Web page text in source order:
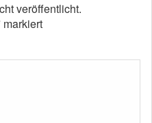
veröffentlicht.
markiert